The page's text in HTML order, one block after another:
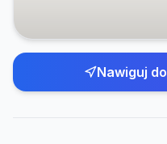
Nawiguj do